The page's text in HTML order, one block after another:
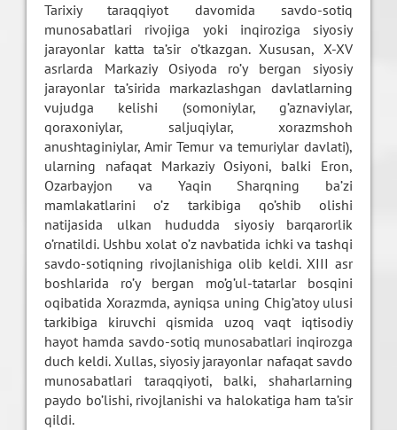
Tarixiy taraqqiyot davomida savdo-sotiq
munosabatlari rivojiga yoki inqiroziga siyosiy
jarayonlar katta ta’sir o’tkazgan. Xususan, X-XV
asrlarda Markaziy Osiyoda ro’y bergan siyosiy
jarayonlar ta’sirida markazlashgan davlatlarning
vujudga kelishi (somoniylar, g’aznaviylar,
qoraxoniylar, saljuqiylar, xorazmshoh
anushtaginiylar, Amir Temur va temuriylar davlati),
ularning nafaqat Markaziy Osiyoni, balki Eron,
Ozarbayjon va Yaqin Sharqning ba’zi
mamlakatlarini o’z tarkibiga qo’shib olishi
natijasida ulkan hududda siyosiy barqarorlik
o’rnatildi. Ushbu xolat o’z navbatida ichki va tashqi
savdo-sotiqning rivojlanishiga olib keldi. XIII asr
boshlarida ro’y bergan mo’g’ul-tatarlar bosqini
oqibatida Xorazmda, ayniqsa uning Chig’atoy ulusi
tarkibiga kiruvchi qismida uzoq vaqt iqtisodiy
hayot hamda savdo-sotiq munosabatlari inqirozga
duch keldi. Xullas, siyosiy jarayonlar nafaqat savdo
munosabatlari taraqqiyoti, balki, shaharlarning
paydo bo’lishi, rivojlanishi va halokatiga ham ta’sir
qildi.